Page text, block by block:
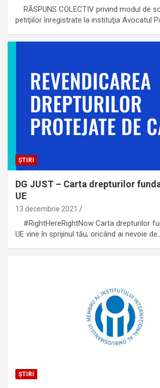
RĂSPUNS COLECTIV privind modul de
petiţiilor înregistrate la instituţia Avocatul
ȘTIRI
DG JUST – Carta drepturilor
UE
13 decembrie 2021
#RightHereRightNow Carta drepturilor
UE vine în sprijinul tău, oricând ai nevoie
ȘTIRI